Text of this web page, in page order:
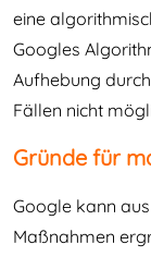
eine
Googles
Aufhebung
Fällen nicht
Gründe für
Google kann
Maßnahmen